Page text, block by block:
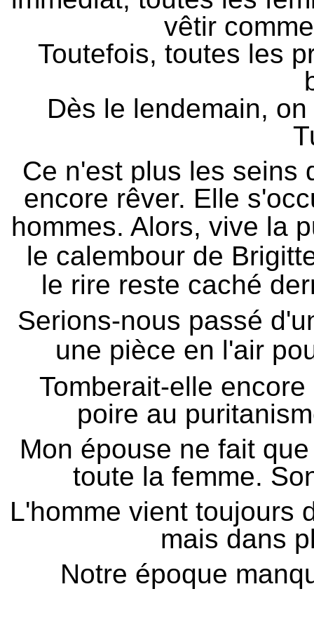
vêtir
Toutefois, toutes les
Dès le lendemain,
Ce n'est plus les seins
encore rêver. Elle
hommes. Alors, vive la
le calembour de
le rire reste caché
Serions-nous passé
une pièce en l'air
Tomberait-elle
poire au
Mon épouse ne fait
toute la femme.
L'homme vient toujours
mais dans
Notre époque